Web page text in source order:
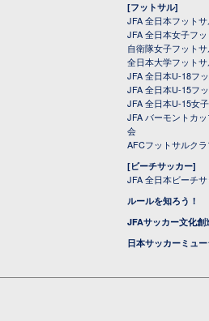
[フットサル]
JFA 全日本フット
JFA 全日本女子フ
自衛隊女子フット
全日本大学フット
JFA 全日本U-18フ
JFA 全日本U-15フ
JFA 全日本U-15女
JFA バーモントカ
会
AFCフットサルク
[ビーチサッカー]
JFA 全日本ビーチ
ルールを知ろう！
JFAサッカー文化
日本サッカーミュ